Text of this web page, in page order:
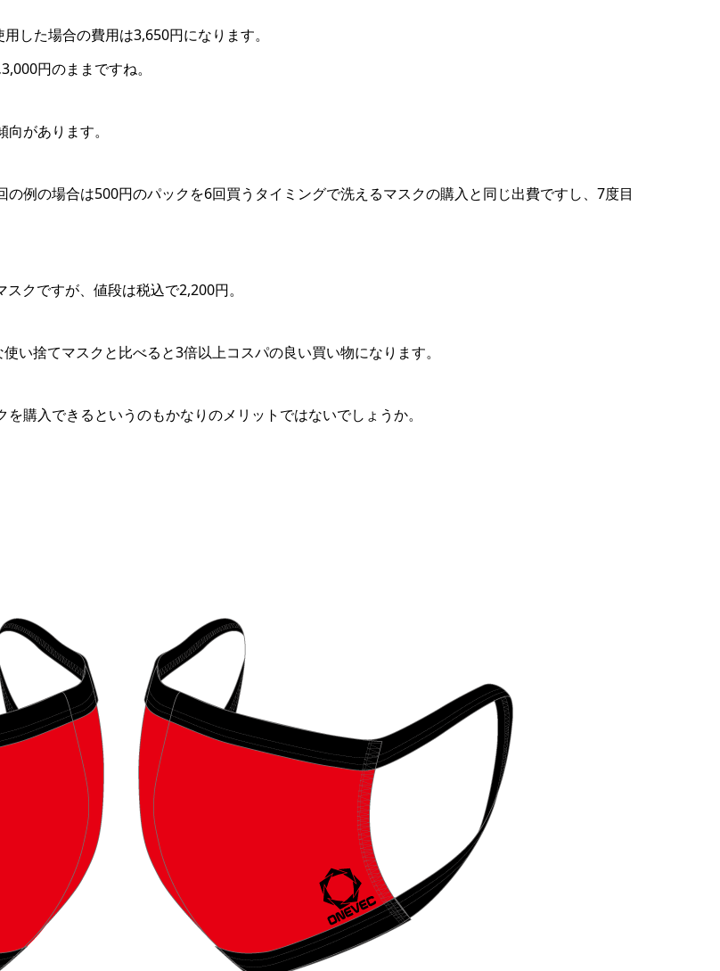
した場合の費用は3,650円になります。
円のままですね。
があります。
例の場合は500円のパックを6回買うタイミングで洗えるマスクの購入と同じ出費ですし、7度目
クですが、値段は税込で2,200円。
い捨てマスクと比べると3倍以上コスパの良い買い物になります。
購入できるというのもかなりのメリットではないでしょうか。